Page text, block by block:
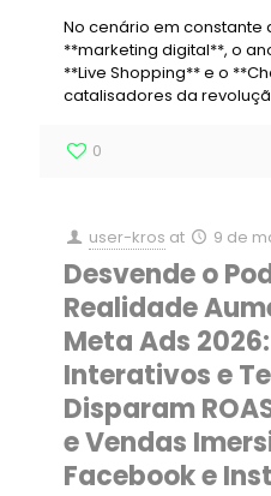
No cenário em
**marketing digital**, o
**Live Shopping** e o
catalisadores da
0
user-kros at 9 de
Desvende o
Realidade
Meta Ads
Interativos e
Disparam
e Vendas
Facebook e